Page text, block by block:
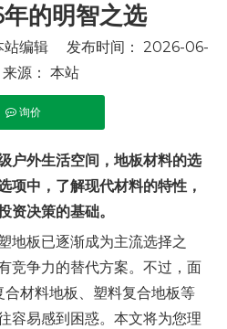
的明智之选
编辑 发布时间： 2026-06-
源： 本站
询价
户外生活空间，地板材料的选
项中，了解现代材料的特性，
资决策的基础。
地板已逐渐成为主流选择之
竞争力的替代方案。不过，面
材料地板、塑料复合地板等
容易感到困惑。本文将为您理